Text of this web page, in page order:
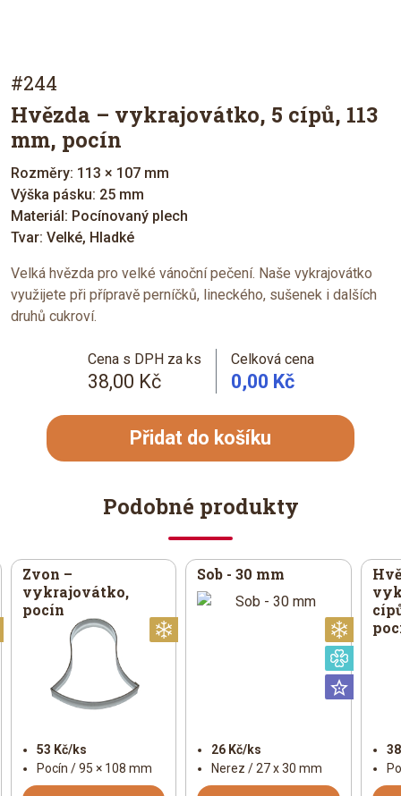
#244
Hvězda – vykrajovátko, 5 cípů, 113
mm, pocín
Rozměry: 113 × 107 mm
Výška pásku: 25 mm
Materiál: Pocínovaný plech
Tvar: Velké, Hladké
Velká hvězda pro velké vánoční pečení. Naše vykrajovátko
využijete při přípravě perníčků, lineckého, sušenek i dalších
druhů cukroví.
Cena s DPH za ks
38,00 Kč
Celková cena
0,00 Kč
Přidat do košíku
Podobné produkty
Zvon –
vykrajovátko,
pocín
53 Kč/ks
Pocín / 95 × 108 mm
Sob - 30 mm
26 Kč/ks
Nerez / 27 x 30 mm